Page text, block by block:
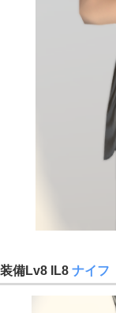
装備Lv8 IL8 ナイフ